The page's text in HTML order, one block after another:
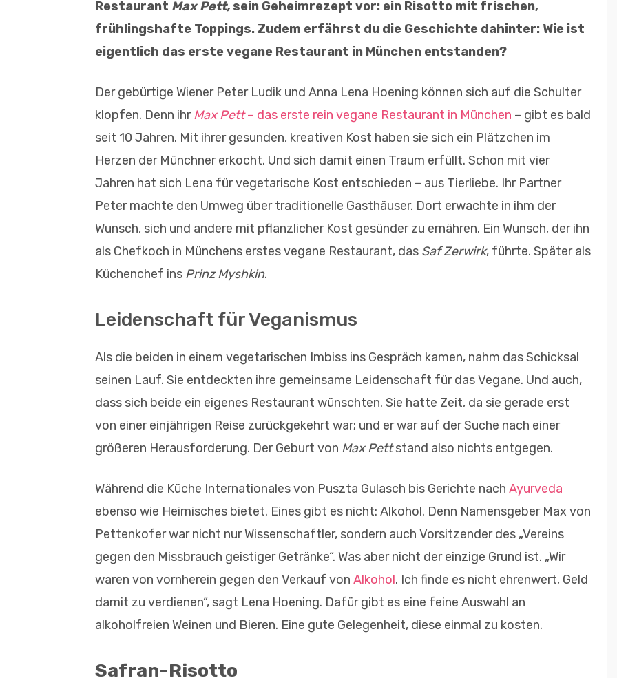
Restaurant Max Pett, sein Geheimrezept vor: ein Risotto mit frischen,
frühlingshafte Toppings. Zudem erfährst du die Geschichte dahinter: Wie ist
eigentlich das erste vegane Restaurant in München entstanden?
Der gebürtige Wiener Peter Ludik und Anna Lena Hoening können sich auf die Schulter
klopfen. Denn ihrMax Pett– das erste rein vegane Restaurant in München – gibt es bald
seit 10 Jahren. Mit ihrer gesunden, kreativen Kost haben sie sich ein Plätzchen im
Herzen der Münchner erkocht. Und sich damit einen Traum erfüllt. Schon mit vier
Jahren hat sich Lena für vegetarische Kost entschieden – aus Tierliebe. Ihr Partner
Peter machte den Umweg über traditionelle Gasthäuser. Dort erwachte in ihm der
Wunsch, sich und andere mit pflanzlicher Kost gesünder zu ernähren. Ein Wunsch, der ihn
als Chefkoch in Münchens erstes vegane Restaurant, das Saf Zerwirk, führte. Später als
Küchenchef ins Prinz Myshkin.
Leidenschaft für Veganismus
Als die beiden in einem vegetarischen Imbiss ins Gespräch kamen, nahm das Schicksal
seinen Lauf. Sie entdeckten ihre gemeinsame Leidenschaft für das Vegane. Und auch,
dass sich beide ein eigenes Restaurant wünschten. Sie hatte Zeit, da sie gerade erst
von einer einjährigen Reise zurückgekehrt war; und er war auf der Suche nach einer
größeren Herausforderung. Der Geburt von Max Pettstand also nichts entgegen.
Während die Küche Internationales von Puszta Gulasch bis Gerichte nach Ayurveda
ebenso wie Heimisches bietet. Eines gibt es nicht: Alkohol. Denn Namensgeber Max von
Pettenkofer war nicht nur Wissenschaftler, sondern auch Vorsitzender des „Vereins
gegen den Missbrauch geistiger Getränke“. Was aber nicht der einzige Grund ist. „Wir
waren von vornherein gegen den Verkauf von Alkohol. Ich finde es nicht ehrenwert, Geld
damit zu verdienen“, sagt Lena Hoening. Dafür gibt es eine feine Auswahl an
alkoholfreien Weinen und Bieren. Eine gute Gelegenheit, diese einmal zu kosten.
Safran-Risotto